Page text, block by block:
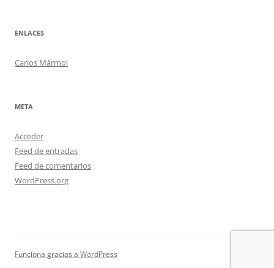
ENLACES
Carlos Mármol
META
Acceder
Feed de entradas
Feed de comentarios
WordPress.org
Funciona gracias a WordPress